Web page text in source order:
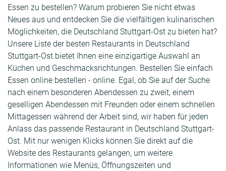
Essen zu bestellen? Warum probieren Sie nicht etwas
Neues aus und entdecken Sie die vielfältigen kulinarischen
Möglichkeiten, die Deutschland Stuttgart-Ost zu bieten hat?
Unsere Liste der besten Restaurants in Deutschland
Stuttgart-Ost bietet Ihnen eine einzigartige Auswahl an
Küchen und Geschmacksrichtungen. Bestellen Sie einfach
Essen online bestellen - online. Egal, ob Sie auf der Suche
nach einem besonderen Abendessen zu zweit, einem
geselligen Abendessen mit Freunden oder einem schnellen
Mittagessen während der Arbeit sind, wir haben für jeden
Anlass das passende Restaurant in Deutschland Stuttgart-
Ost. Mit nur wenigen Klicks können Sie direkt auf die
Website des Restaurants gelangen, um weitere
Informationen wie Menüs, Öffnungszeiten und